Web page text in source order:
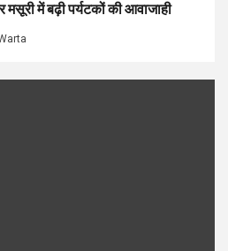
में बढ़ी पर्यटकों की आवाजाही